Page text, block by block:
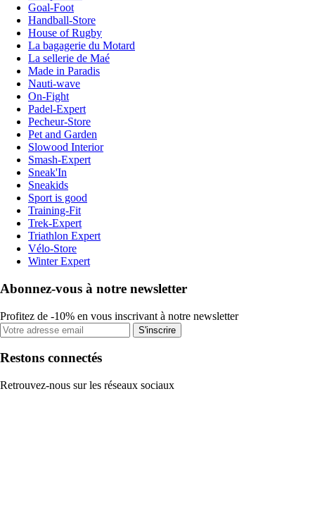
Goal-Foot
Handball-Store
House of Rugby
La bagagerie du Motard
La sellerie de Maé
Made in Paradis
Nauti-wave
On-Fight
Padel-Expert
Pecheur-Store
Pet and Garden
Slowood Interior
Smash-Expert
Sneak'In
Sneakids
Sport is good
Training-Fit
Trek-Expert
Triathlon Expert
Vélo-Store
Winter Expert
Abonnez-vous à notre newsletter
Profitez de -10% en vous inscrivant à notre newsletter
S'inscrire
Restons connectés
Retrouvez-nous sur les réseaux sociaux